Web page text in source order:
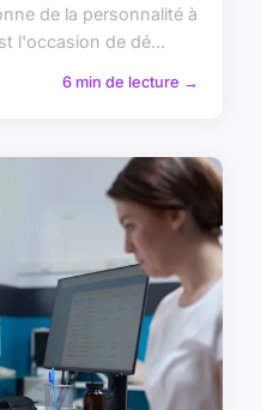
de la personnalité à
l'occasion de dé...
6 min de lecture →